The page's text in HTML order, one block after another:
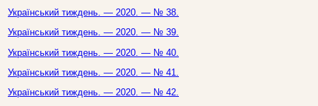
Український тиждень. — 2020. — № 38.
Український тиждень. — 2020. — № 39.
Український тиждень. — 2020. — № 40.
Український тиждень. — 2020. — № 41.
Український тиждень. — 2020. — № 42.